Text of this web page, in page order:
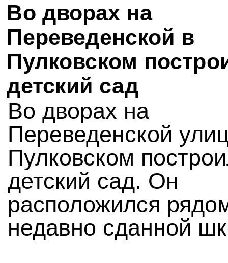
Во дворах на
Переведенской в
Пулковском
детский сад
Во дворах на
Переведенской
Пулковском
детский сад. Он
расположился
недавно сданной